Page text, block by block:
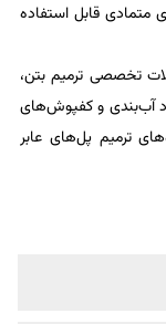
متمادی قابل استفاده
تخصصی ترمیم بتن،
آب‌بندی و کفپوش‌های
ترمیم پل‌های عابر